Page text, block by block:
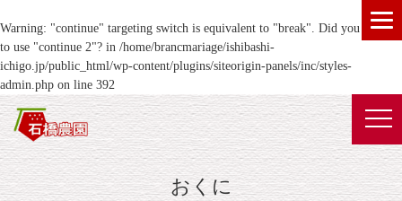
Warning: "continue" targeting switch is equivalent to "break". Did you mean
to use "continue 2"? in /home/brancmariage/ishibashi-
ichigo.jp/public_html/wp-content/plugins/siteorigin-panels/inc/styles-
admin.php on line 392
おくに